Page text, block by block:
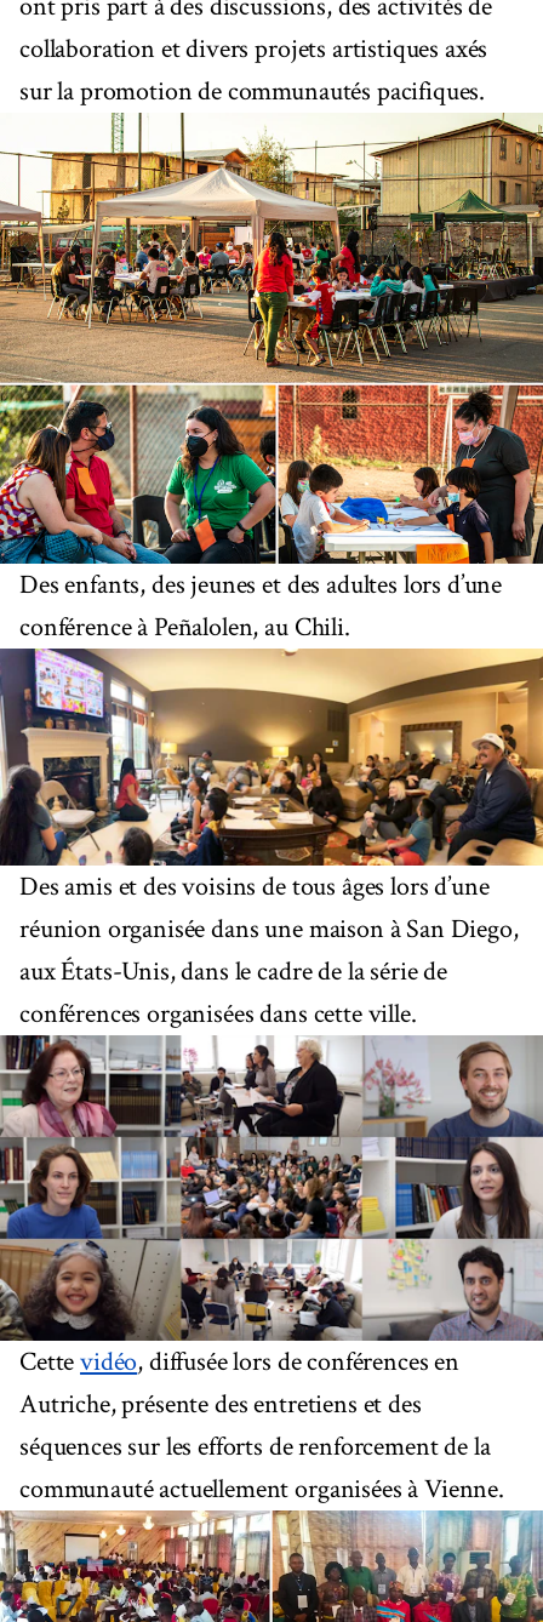
collaboration et divers projets artistiques axés
sur la promotion de communautés pacifiques.
Des enfants, des jeunes et des adultes lors d’une
conférence à Peñalolen, au Chili.
Des amis et des voisins de tous âges lors d’une
réunion organisée dans une maison à San Diego,
aux États-Unis, dans le cadre de la série de
conférences organisées dans cette ville.
Cettevidéo, diffusée lors de conférences en
Autriche, présente des entretiens et des
séquences sur les efforts de renforcement de la
communauté actuellement organisées à Vienne.